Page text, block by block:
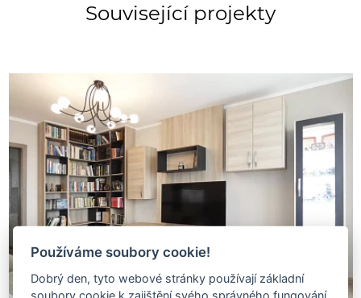
Související projekty
Používáme soubory cookie!
Dobrý den, tyto webové stránky používají základní
soubory cookie k zajištění svého správného fungování